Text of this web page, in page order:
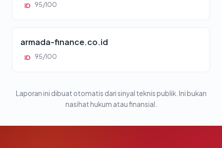
ID 95/100
armada-finance.co.id
ID 95/100
Laporan ini dibuat otomatis dari sinyal teknis publik. Ini bukan
nasihat hukum atau finansial.